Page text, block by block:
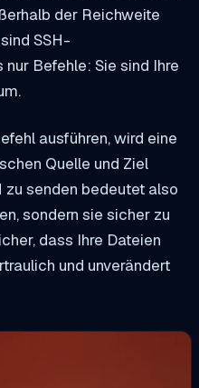
der Reichweite
SSH-
Befehle: Sie sind Ihre
ausführen, wird eine
Quelle und Ziel
zu senden bedeutet also
sondern sie sicher zu
dass Ihre Dateien
und unverändert